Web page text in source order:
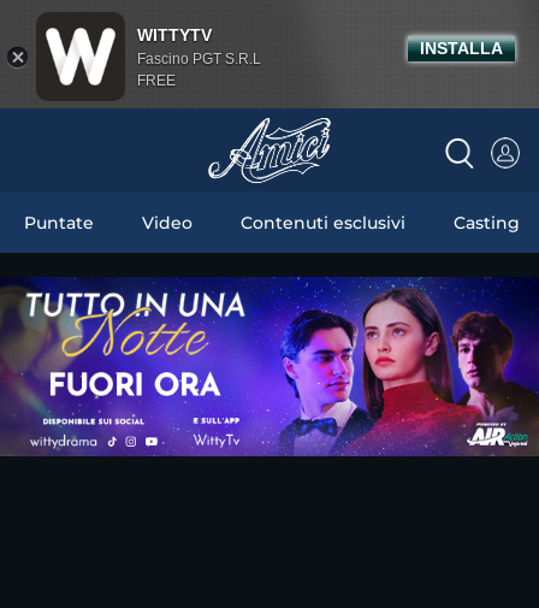
Puntate Video Contenuti esclusivi Casting
WITTYTV
Fascino PGT S.R.L
FREE
INSTALLA